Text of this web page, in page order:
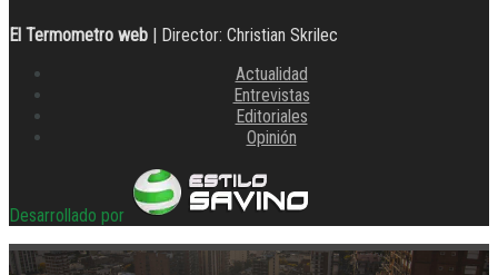
El Termometro web | Director: Christian Skrilec
Actualidad
Entrevistas
Editoriales
Opinión
Desarrollado por